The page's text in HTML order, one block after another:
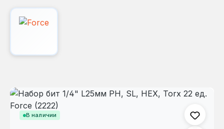
В наличии
Пропустить галерею изображений